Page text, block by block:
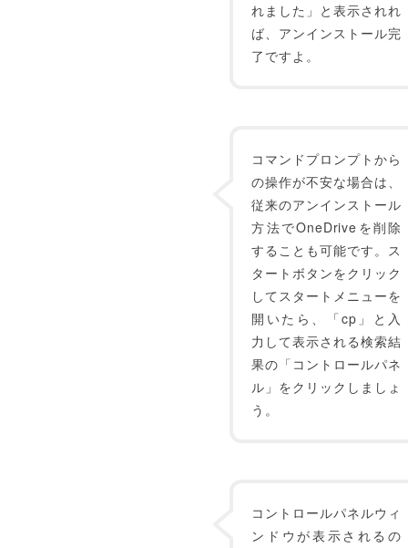
れました」と表示されれ
ば、アンインストール完
了ですよ。
コマンドプロンプトから
の操作が不安な場合は、
従来のアンインストール
方法でOneDriveを削除
することも可能です。ス
タートボタンをクリック
してスタートメニューを
開いたら、「cp」と入
力して表示される検索結
果の「コントロールパネ
ル」をクリックしましょ
う。
コントロールパネルウィ
ンドウが表示されるの